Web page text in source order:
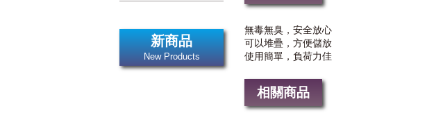
新商品
New Products
無毒無臭，安全放心
可以堆疊，方便儲放
使用簡單，負荷力佳
相關商品